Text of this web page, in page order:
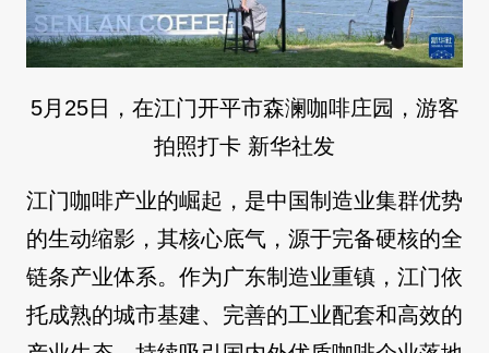
5月25日，在江门开平市森澜咖啡庄园，游客
拍照打卡 新华社发
江门咖啡产业的崛起，是中国制造业集群优势
的生动缩影，其核心底气，源于完备硬核的全
链条产业体系。作为广东制造业重镇，江门依
托成熟的城市基建、完善的工业配套和高效的